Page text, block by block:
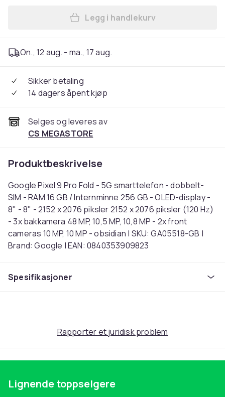
Legg Google Pixel 9 Pro
Legg i handlekurv
On., 12 aug. - ma., 17 aug.
Sikker betaling
14 dagers åpent kjøp
Selges og leveres av
CS MEGASTORE
Produktbeskrivelse
Google Pixel 9 Pro Fold - 5G smarttelefon - dobbelt-
SIM - RAM 16 GB / Internminne 256 GB - OLED-display -
8" - 8" - 2152 x 2076 piksler 2152 x 2076 piksler (120 Hz)
- 3x bakkamera 48 MP, 10,5 MP, 10,8 MP - 2x front
cameras 10 MP, 10 MP - obsidian | SKU: GA05518-GB |
Brand: Google | EAN: 0840353909823
Svart
5G
Spesifikasjoner
Rapporter et juridisk problem
Lignende toppselgere